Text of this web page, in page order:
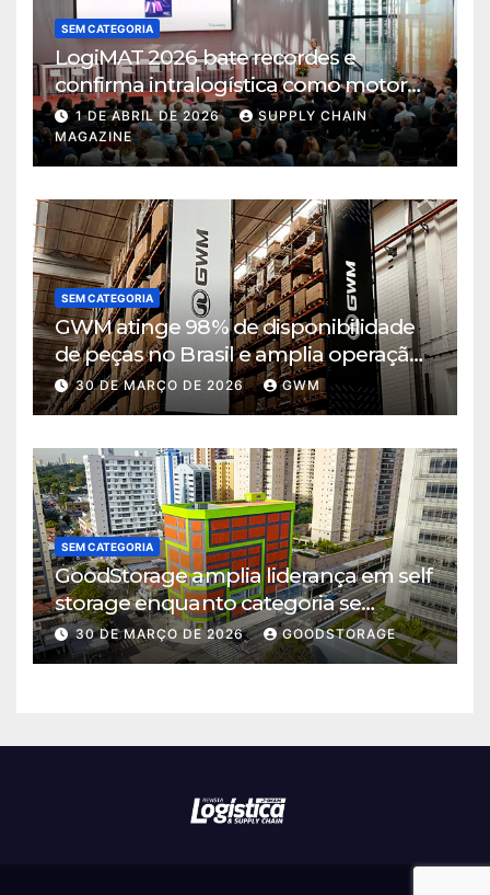
SEM CATEGORIA
LogiMAT 2026 bate recordes e
confirma intralogística como motor
de decisão em tempos de incerteza
1 DE ABRIL DE 2026
SUPPLY CHAIN
MAGAZINE
SEM CATEGORIA
GWM atinge 98% de disponibilidade
de peças no Brasil e amplia operação
logística em Cajamar
30 DE MARÇO DE 2026 GWM
SEM CATEGORIA
GoodStorage amplia liderança em self
storage enquanto categoria se
consolida em São Paulo
30 DE MARÇO DE 2026 GOODSTORAGE